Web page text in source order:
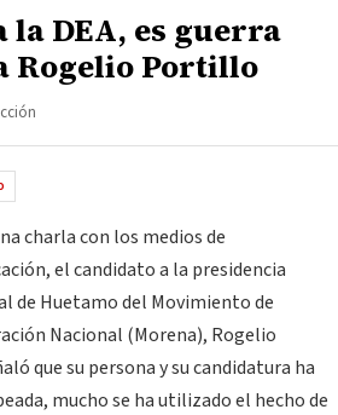
la DEA, es guerra
Rogelio Portillo
charla con los medios de
el candidato a la presidencia
de Huetamo del Movimiento de
Nacional (Morena), Rogelio
que su persona y su candidatura ha
mucho se ha utilizado el hecho de